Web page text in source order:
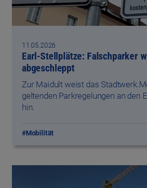
11.05.2026
Earl-Stellplätze: Falschparker
abgeschleppt
Zur Maidult weist das
geltenden Parkregelungen an den
hin.
#Mobilität